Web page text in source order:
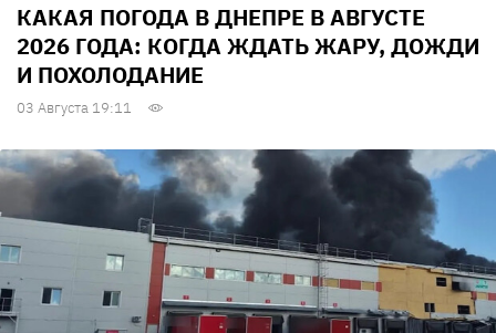
КАКАЯ ПОГОДА В ДНЕПРЕ В АВГУСТЕ
2026 ГОДА: КОГДА ЖДАТЬ ЖАРУ, ДОЖДИ
И ПОХОЛОДАНИЕ
03 Августа 19:11